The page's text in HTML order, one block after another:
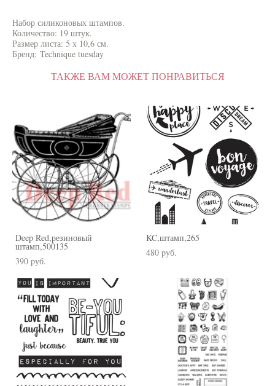
Набор силиконовых штампов.
Количество: 19 штук.
Размер листа: 5 х 10,6 см.
Бренд: ​Technique tuesday
ТАКЖЕ ВАМ МОЖЕТ ПОНРАВИТЬСЯ
Deep Red,резиновый
штамп,500135
390 pуб.
KC,штамп,265
480 pуб.